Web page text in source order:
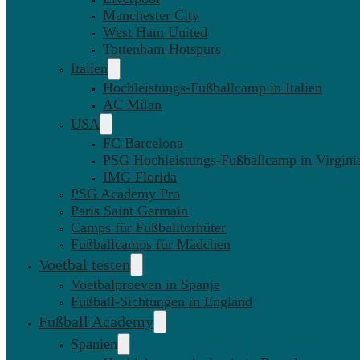
Manchester City
West Ham United
Tottenham Hotspurs
Italien
Hochleistungs-Fußballcamp in Italien
AC Milan
USA
FC Barcelona
PSG Hochleistungs-Fußballcamp in
IMG Florida
PSG Academy Pro
Paris Saint Germain
Camps für Fußballtorhüter
Fußballcamps für Mädchen
Voetbal testen
Voetbalproeven in Spanje
Fußball-Sichtungen in England
Fußball Academy
Spanien